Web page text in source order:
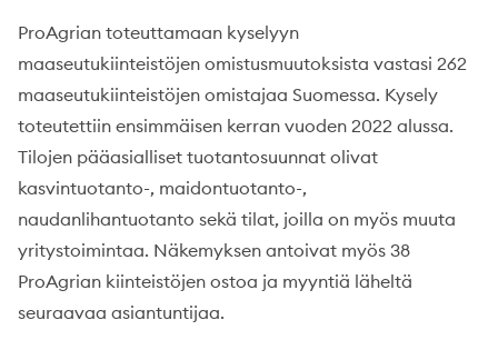
ProAgrian toteuttamaan kyselyyn
maaseutukiinteistöjen omistusmuutoksista vastasi 262
maaseutukiinteistöjen omistajaa Suomessa. Kysely
toteutettiin ensimmäisen kerran vuoden 2022 alussa.
Tilojen pääasialliset tuotantosuunnat olivat
kasvintuotanto-, maidontuotanto-,
naudanlihantuotanto sekä tilat, joilla on myös muuta
yritystoimintaa. Näkemyksen antoivat myös 38
ProAgrian kiinteistöjen ostoa ja myyntiä läheltä
seuraavaa asiantuntijaa.